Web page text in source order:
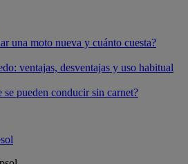
una moto nueva y cuánto cuesta?
ventajas, desventajas y uso habitual
se pueden conducir sin carnet?